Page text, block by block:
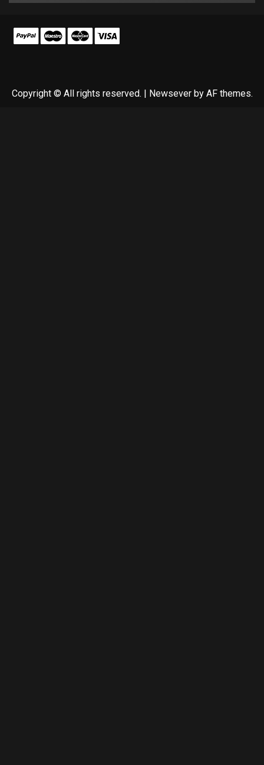
Copyright © All rights reserved. | Newseverby AF themes.